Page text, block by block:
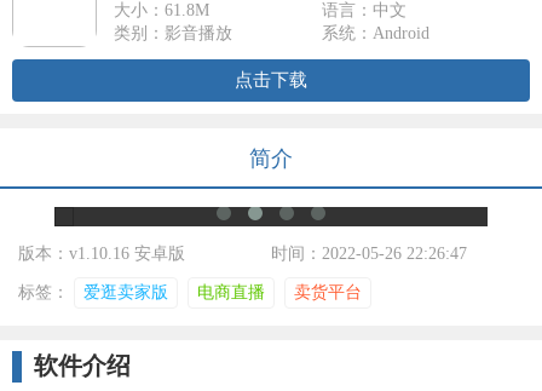
大小： 61.8M
语言：中文
类别：影音播放
系统：Android
点击下载
简介
版本：v1.10.16 安卓版 时间：2022-05-26 22:26:47
标签： 爱逛卖家版 电商直播 卖货平台
软件介绍